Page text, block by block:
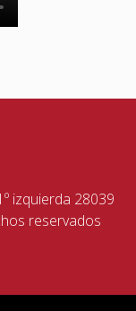
izquierda 28039
reservados